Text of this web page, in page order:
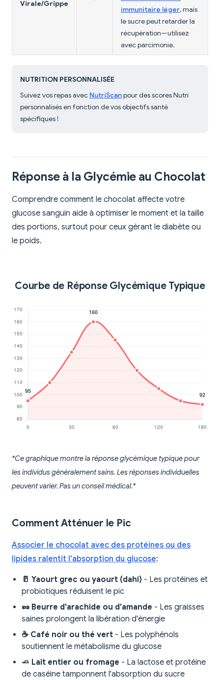
Virale/Grippe
immunitaire léger, mais
le sucre peut retarder la
récupération—utilisez
avec parcimonie.
NUTRITION PERSONNALISÉE
Suivez vos repas avec NutriScanpour des scores Nutri
personnalisés en fonction de vos objectifs santé
spécifiques !
Réponse à la Glycémie au Chocolat
Comprendre comment le chocolat affecte votre
glucose sanguin aide à optimiser le moment et la taille
des portions, surtout pour ceux gérant le diabète ou
le poids.
Courbe de Réponse Glycémique Typique
*Ce graphique montre la réponse glycémique typique pour
les individus généralement sains. Les réponses individuelles
peuvent varier. Pas un conseil médical.*
Comment Atténuer le Pic
Associer le chocolat avec des protéines ou des
lipides ralentit l'absorption du glucose:
🥛 Yaourt grec ou yaourt (dahi) - Les protéines et
probiotiques réduisent le pic
🥜 Beurre d'arachide ou d'amande - Les graisses
saines prolongent la libération d'énergie
☕ Café noir ou thé vert - Les polyphénols
soutiennent le métabolisme du glucose
🧈 Lait entier ou fromage - La lactose et protéine
de caséine tamponnent l'absorption du sucre